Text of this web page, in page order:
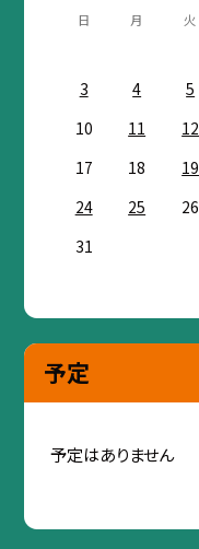
日 月 火
3
4 5
10
11 12
17
18 19
24
25 26
31
予定
予定はありません